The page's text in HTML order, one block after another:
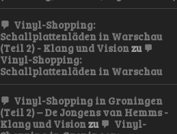
Vinyl-Shopping:
Schallplattenläden in Warschau
(Teil 2) - Klang und Visionzu
Vinyl-Shopping:
Schallplattenläden in Warschau
Vinyl-Shopping in Groningen
(Teil 2) – De Jongens van Hemms -
Klang und Visionzu
Vinyl-